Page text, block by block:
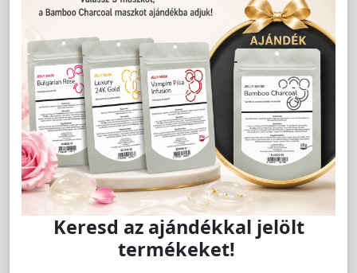
Kedvencnek jelöl
db Kosárba
Keresd az ajándékkal jelölt
termékeket!